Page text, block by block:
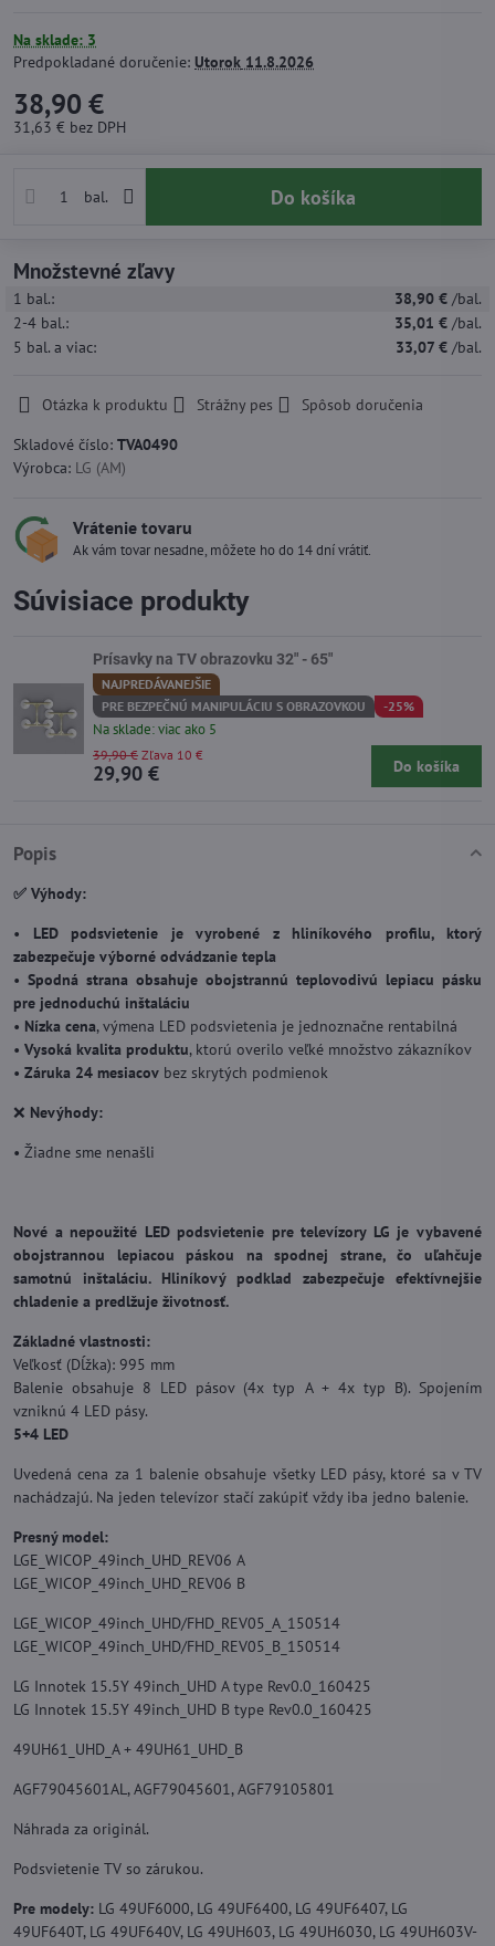
Na sklade: 3
Predpokladané doručenie: Utorok 11.8.2026
38,90 €
31,63 € bez DPH
bal. Do košíka
Množstevné zľavy
1 bal.: 38,90 € /bal.
2-4 bal.: 35,01 € /bal.
5 bal. a viac: 33,07 € /bal.
Otázka k produktu Strážny pes
Spôsob doručenia
Skladové číslo: TVA0490
Výrobca: LG (AM)
Vrátenie tovaru
Ak vám tovar nesadne, môžete ho do 14 dní vrátiť.
Popis
✅ Výhody:
• LED podsvietenie je vyrobené z hliníkového profilu, ktorý
zabezpečuje výborné odvádzanie tepla
• Spodná strana obsahuje obojstrannú teplovodivú lepiacu pásku
pre jednoduchú inštaláciu
• Nízka cena, výmena LED podsvietenia je jednoznačne rentabilná
• Vysoká kvalita produktu, ktorú overilo veľké množstvo zákazníkov
• Záruka 24 mesiacov bez skrytých podmienok
❌ Nevýhody:
• Žiadne sme nenašli
Nové a nepoužité LED podsvietenie pre televízory LG je vybavené
obojstrannou lepiacou páskou na spodnej strane, čo uľahčuje
samotnú inštaláciu. Hliníkový podklad zabezpečuje efektívnejšie
chladenie a predlžuje životnosť.
Základné vlastnosti:
Veľkosť (Dĺžka): 995 mm
Balenie obsahuje 8 LED pásov (4x typ A + 4x typ B). Spojením
vzniknú 4 LED pásy.
5+4 LED
Uvedená cena za 1 balenie obsahuje všetky LED pásy, ktoré sa v TV
nachádzajú. Na jeden televízor stačí zakúpiť vždy iba jedno balenie.
Presný model:
LGE_WICOP_49inch_UHD_REV06 A
LGE_WICOP_49inch_UHD_REV06 B
LGE_WICOP_49inch_UHD/FHD_REV05_A_150514
LGE_WICOP_49inch_UHD/FHD_REV05_B_150514
LG Innotek 15.5Y 49inch_UHD A type Rev0.0_160425
LG Innotek 15.5Y 49inch_UHD B type Rev0.0_160425
49UH61_UHD_A + 49UH61_UHD_B
AGF79045601AL, AGF79045601, AGF79105801
Náhrada za originál.
Podsvietenie TV so zárukou.
Pre modely: LG 49UF6000, LG 49UF6400, LG 49UF6407, LG
49UF640T, LG 49UF640V, LG 49UH603, LG 49UH6030, LG 49UH603V-
Súvisiace produkty
Prísavky na TV obrazovku 32" - 65"
NAJPREDÁVANEJŠIE
PRE BEZPEČNÚ MANIPULÁCIU S OBRAZOVKOU
-25%
Na sklade: viac ako 5
29,90 €
39,90 € Zľava 10 €
Do košíka